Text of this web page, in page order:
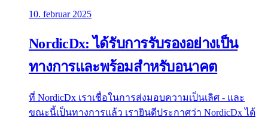
10. februar 2025
NordicDx: ได้รับการรับรองอย่างเป็น
ทางการและพร้อมสำหรับอนาคต
ที่ NordicDx เราเชื่อในการส่งมอบความเป็นเลิศ - และ
ขณะนี้เป็นทางการแล้ว เรายินดีประกาศว่า NordicDx ได้